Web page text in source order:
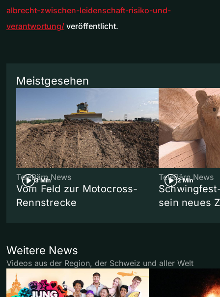
albrecht-zwischen-leidenschaft-risiko-und-
verantwortung/ veröffentlicht.
Meistgesehen
3 Min
TeleBärn News
Vom Feld zur Motocross-
Rennstrecke
2 Min
TeleBärn News
sein neues
Weitere News
Videos aus der Region, der Schweiz und aller Welt